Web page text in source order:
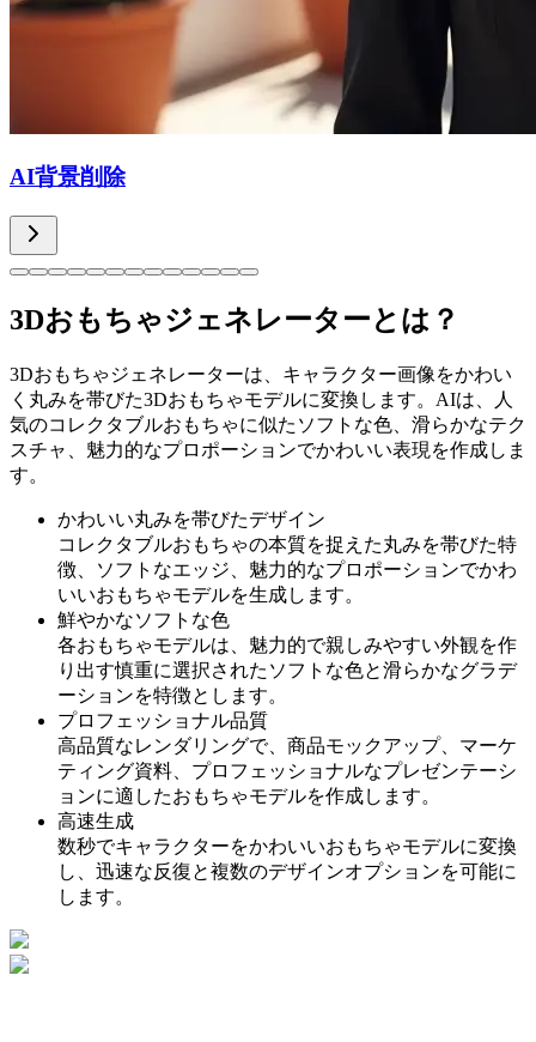
AI背景削除
3Dおもちゃジェネレーターとは？
3Dおもちゃジェネレーターは、キャラクター画像をかわい
く丸みを帯びた3Dおもちゃモデルに変換します。AIは、人
気のコレクタブルおもちゃに似たソフトな色、滑らかなテク
スチャ、魅力的なプロポーションでかわいい表現を作成しま
す。
かわいい丸みを帯びたデザイン
コレクタブルおもちゃの本質を捉えた丸みを帯びた特
徴、ソフトなエッジ、魅力的なプロポーションでかわ
いいおもちゃモデルを生成します。
鮮やかなソフトな色
各おもちゃモデルは、魅力的で親しみやすい外観を作
り出す慎重に選択されたソフトな色と滑らかなグラデ
ーションを特徴とします。
プロフェッショナル品質
高品質なレンダリングで、商品モックアップ、マーケ
ティング資料、プロフェッショナルなプレゼンテーシ
ョンに適したおもちゃモデルを作成します。
高速生成
数秒でキャラクターをかわいいおもちゃモデルに変換
し、迅速な反復と複数のデザインオプションを可能に
します。